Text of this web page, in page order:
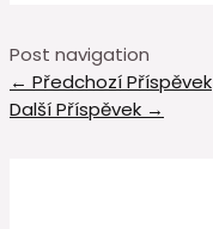
Post navigation
← Předchozí Příspěvek
Další Příspěvek →